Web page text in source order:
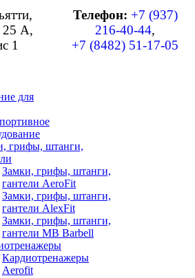
25 А,
1
Телефон: +7 (937)
216-40-44,
+7 (8482) 51-17-05
для
грифы, штанги,
Замки, грифы, штанги,
гантели AeroFit
Замки, грифы, штанги,
гантели AlexFit
Замки, грифы, штанги,
гантели MB Barbell
Кардиотренажеры
Aerofit